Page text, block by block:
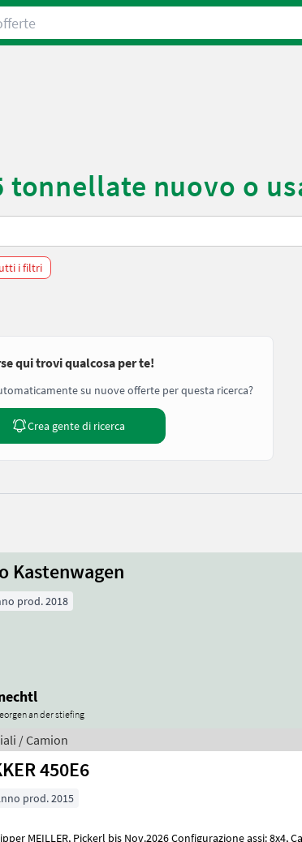
tonnellate nuovo o
i filtri
qui trovi qualcosa per te!
su nuove offerte per questa ricerca?
Crea gente di ricerca
Kastenwagen
prod. 2018
an der stiefing
/ Camion
450E6
prod. 2015
MEILLER, Pickerl bis Nov.2026 Configurazione assi: 8x4,